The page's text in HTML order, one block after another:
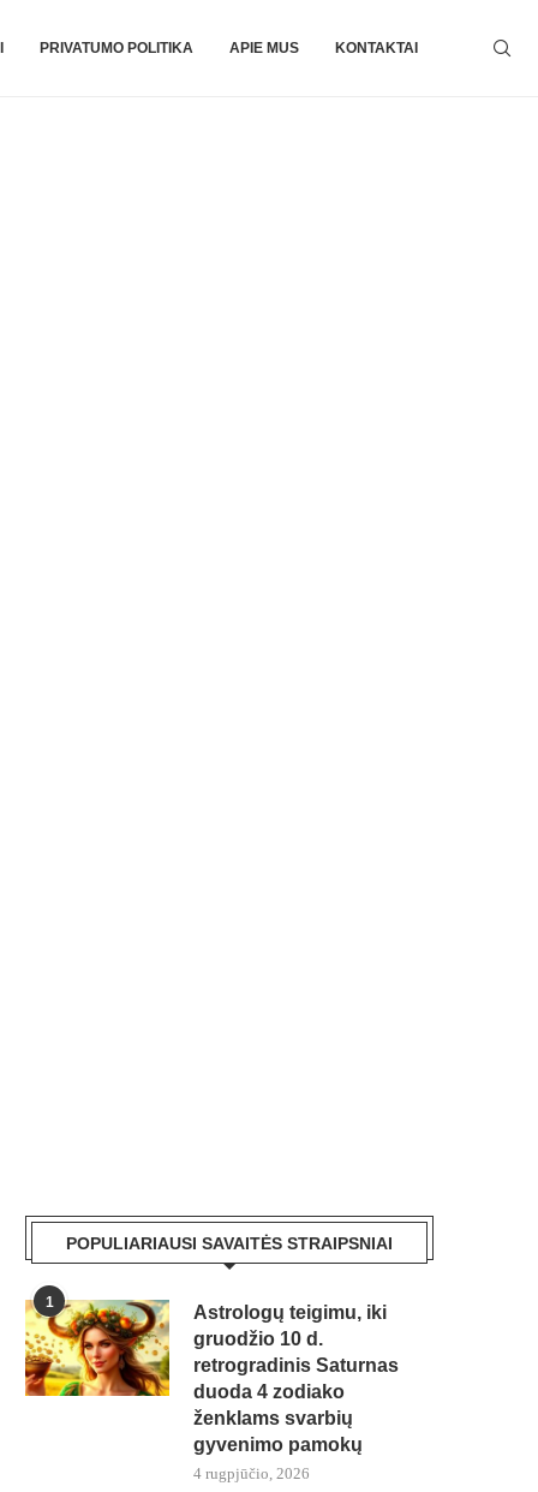
PRIVATUMO POLITIKA APIE MUS KONTAKTAI
POPULIARIAUSI SAVAITĖS STRAIPSNIAI
1
Astrologų teigimu, iki
gruodžio 10 d.
retrogradinis Saturnas
duoda 4 zodiako
ženklams svarbių
gyvenimo pamokų
4 rugpjūčio, 2026